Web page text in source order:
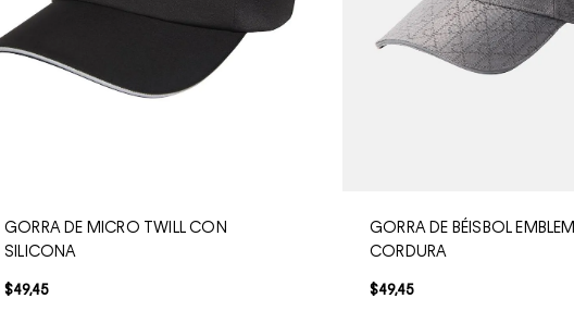
GORRA DE MICRO TWILL CON
SILICONA
$49,45
GORRA DE BÉISBOL EMBLEM
CORDURA
$49,45